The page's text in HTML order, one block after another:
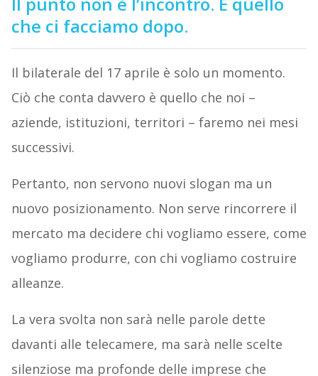
che ci facciamo dopo.
Il bilaterale del 17 aprile è solo un momento.
Ciò che conta davvero è quello che noi –
aziende, istituzioni, territori – faremo nei mesi
successivi.
Pertanto, non servono nuovi slogan ma un
nuovo posizionamento. Non serve rincorrere il
mercato ma decidere chi vogliamo essere, come
vogliamo produrre, con chi vogliamo costruire
alleanze.
La vera svolta non sarà nelle parole dette
davanti alle telecamere, ma sarà nelle scelte
silenziose ma profonde delle imprese che